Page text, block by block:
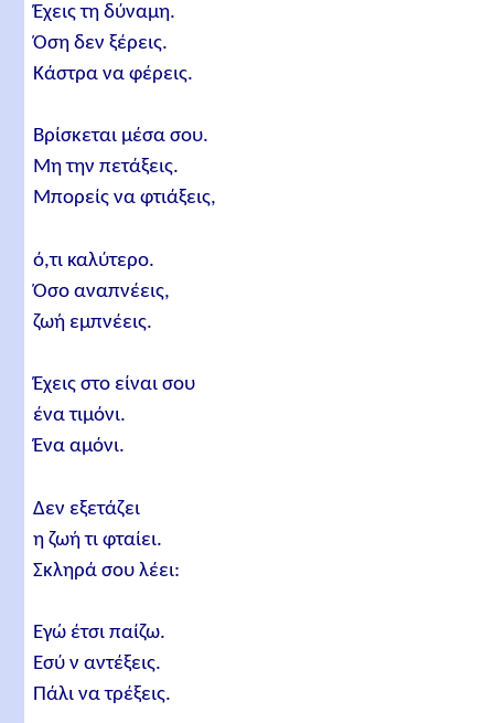
Έχεις τη δύναμη.
Όση δεν ξέρεις.
Κάστρα να φέρεις.
Βρίσκεται μέσα σου.
Μη την πετάξεις.
Μπορείς να φτιάξεις,
ό,τι καλύτερο.
Όσο αναπνέεις,
ζωή εμπνέεις.
Έχεις στο είναι σου
ένα τιμόνι.
Ένα αμόνι.
Δεν εξετάζει
η ζωή τι φταίει.
Σκληρά σου λέει:
Εγώ έτσι παίζω.
Εσύ ν αντέξεις.
Πάλι να τρέξεις.